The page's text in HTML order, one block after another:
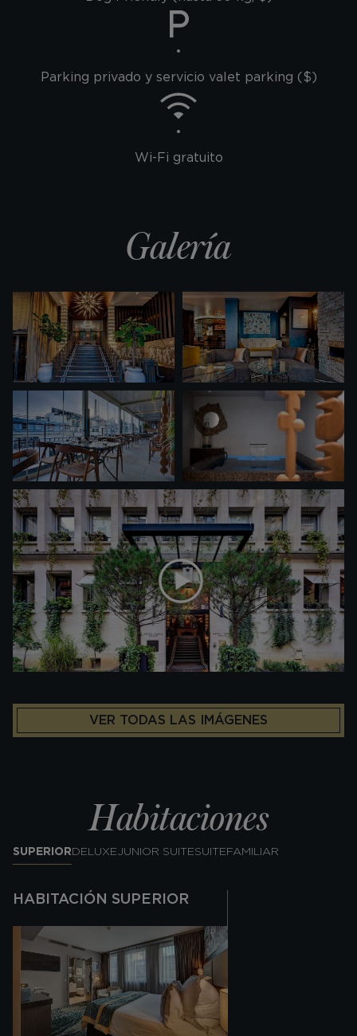
Parking privado y servicio valet parking ($)
Wi-Fi gratuito
Galería
VER TODAS LAS IMÁGENES
Habitaciones
SUPERIORDELUXEJUNIOR SUITESUITEFAMILIAR
HABITACIÓN SUPERIOR